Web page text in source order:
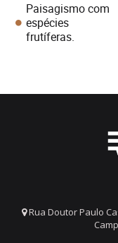
Paisagismo com
espécies
frutíferas.
Rua Doutor Paulo